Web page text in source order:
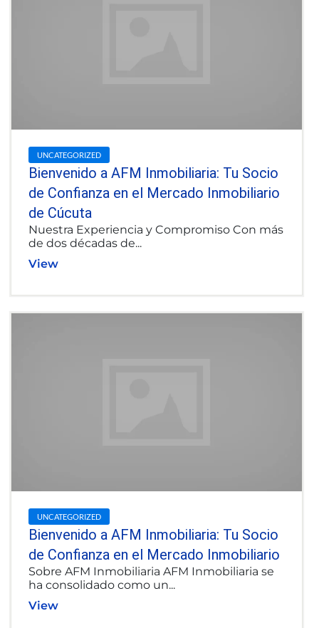
UNCATEGORIZED
Bienvenido a AFM Inmobiliaria: Tu Socio
de Confianza en el Mercado Inmobiliario
de Cúcuta
Nuestra Experiencia y Compromiso Con más
de dos décadas de...
View
UNCATEGORIZED
Bienvenido a AFM Inmobiliaria: Tu Socio
de Confianza en el Mercado Inmobiliario
Sobre AFM Inmobiliaria AFM Inmobiliaria se
ha consolidado como un...
View